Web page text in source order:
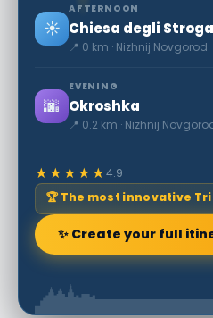
☀️
AFTERNOON
Chiesa degli
📍 0 km · Nizhnij Novgorod
🌆
EVENING
Okroshka
📍 0.2 km · Nizhnij
★★★★★4.9
🏆 The most innovative
✨ Create your full